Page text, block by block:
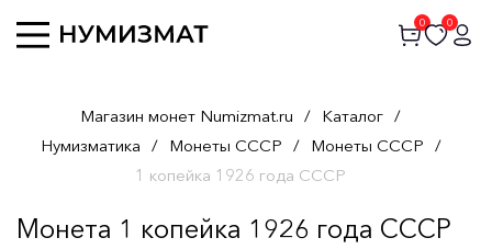
0 0
Магазин монет Numizmat.ru / Каталог /
Нумизматика / Монеты СССР / Монеты СССР /
1 копейка 1926 года СССР
Монета 1 копейка 1926 года СССР